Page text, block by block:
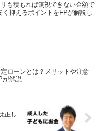
も積もれば無視できない金額で
抑えるポイントをFPが解説し
ローンとは？メリットや注意
が解説
正し